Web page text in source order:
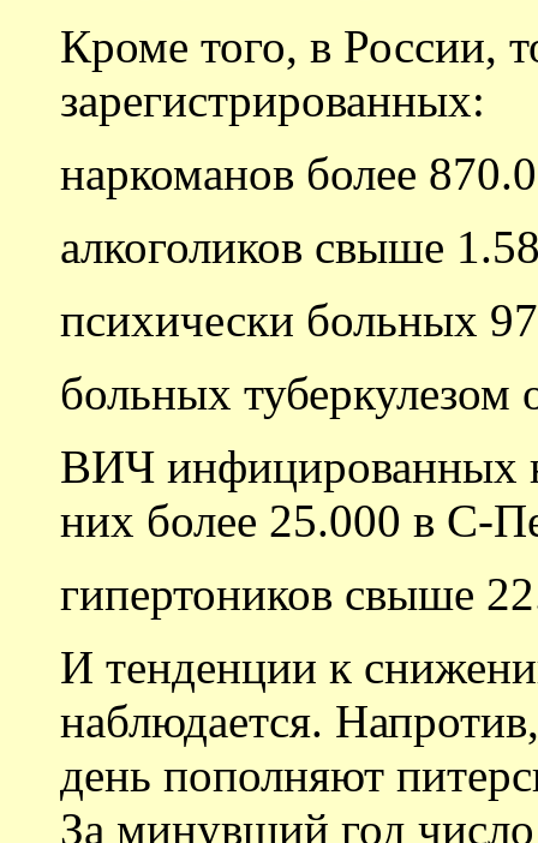
Кроме того, в России,
зарегистрированных:
наркоманов более
алкоголиков свыше
психически больных
больных туберкулезом
ВИЧ инфицированных
них более 25.000 в С-
гипертоников свыше
И тенденции к
наблюдается.
день пополняют
За минувший год